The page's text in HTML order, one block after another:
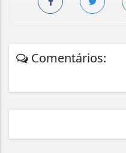
Comentários: